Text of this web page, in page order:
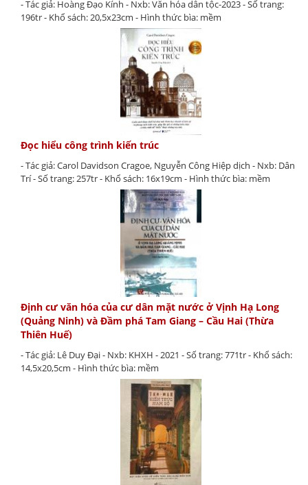
- Tác giả: Hoàng Đạo Kính - Nxb: Văn hóa dân tộc-2023 - Số trang:
196tr - Khổ sách: 20,5x23cm - Hình thức bìa: mềm
Đọc hiểu công trình kiến trúc
- Tác giả: Carol Davidson Cragoe, Nguyễn Công Hiệp dịch - Nxb: Dân
Trí - Số trang: 257tr - Khổ sách: 16x19cm - Hình thức bìa: mềm
Định cư văn hóa của cư dân mặt nước ở Vịnh Hạ Long
(Quảng Ninh) và Đầm phá Tam Giang – Cầu Hai (Thừa
Thiên Huế)
- Tác giả: Lê Duy Đại - Nxb: KHXH - 2021 - Số trang: 771tr - Khổ sách:
14,5x20,5cm - Hình thức bìa: mềm